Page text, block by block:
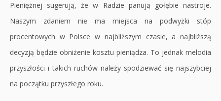
Pieniężnej sugerują, że w Radzie panują gołębie nastroje.
Naszym zdaniem nie ma miejsca na podwyżki stóp
procentowych w Polsce w najbliższym czasie, a najbliższą
decyzją będzie obniżenie kosztu pieniądza. To jednak melodia
przyszłości i takich ruchów należy spodziewać się najszybciej
na początku przyszłego roku.